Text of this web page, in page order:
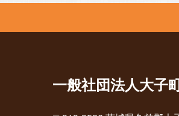
一般社団法人大子